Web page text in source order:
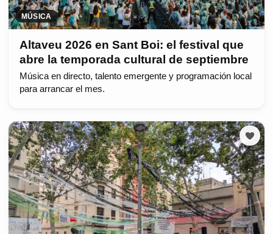
MÚSICA
Altaveu 2026 en Sant Boi: el festival que
abre la temporada cultural de septiembre
Música en directo, talento emergente y programación local
para arrancar el mes.